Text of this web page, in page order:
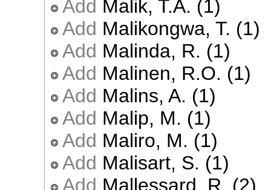
Add Malik, T.A. (1)
Add Malikongwa, T. (1)
Add Malinda, R. (1)
Add Malinen, R.O. (1)
Add Malins, A. (1)
Add Malip, M. (1)
Add Maliro, M. (1)
Add Malisart, S. (1)
Add Mallessard, R. (2)